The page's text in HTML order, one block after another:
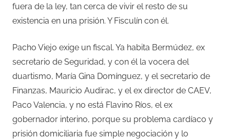
fuera de la ley, tan cerca de vivir el resto de su
existencia en una prisión. Y Fisculín con él.
Pacho Viejo exige un fiscal. Ya habita Bermúdez, ex
secretario de Seguridad, y con él la vocera del
duartismo, María Gina Domínguez, y el secretario de
Finanzas, Mauricio Audirac, y el ex director de CAEV,
Paco Valencia, y no está Flavino Ríos, el ex
gobernador interino, porque su problema cardíaco y
prisión domiciliaria fue simple negociación y lo